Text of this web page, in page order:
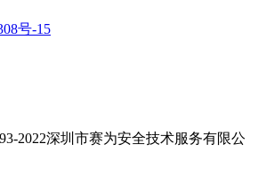
号-15
2022深圳市赛为安全技术服务有限公